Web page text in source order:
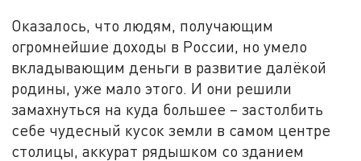
Оказалось, что людям, получающим
огромнейшие доходы в России, но умело
вкладывающим деньги в развитие далёкой
родины, уже мало этого. И они решили
замахнуться на куда большее – застолбить
себе чудесный кусок земли в самом центре
столицы, аккурат рядышком со зданием